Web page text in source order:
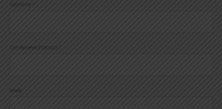
Nombre *
Correo electrónico *
Web